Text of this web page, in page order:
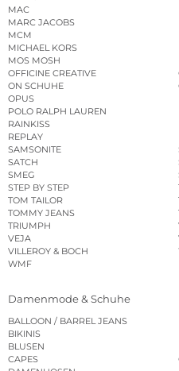
MAC
MARC JACOBS
MCM
MICHAEL KORS
MOS MOSH
OFFICINE CREATIVE
ON SCHUHE
OPUS
POLO RALPH LAUREN
RAINKISS
REPLAY
SAMSONITE
SATCH
SMEG
STEP BY STEP
TOM TAILOR
TOMMY JEANS
TRIUMPH
VEJA
VILLEROY & BOCH
WMF
Damenmode & Schuhe
BALLOON / BARREL JEANS
BIKINIS
BLUSEN
CAPES